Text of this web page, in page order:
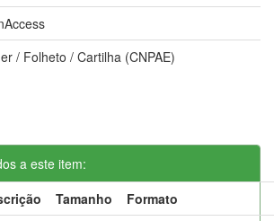
/ Folheto / Cartilha (CNPAE)
a este item:
Tamanho
Formato